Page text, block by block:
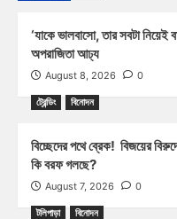
‘যাকে ভালবাসো, তার সবটা
অপরাজিতা আঢ্য
August 8, 2026 0
ট্রেন্ডিং বিনোদন
বিচ্ছেদের পথে ব্রেক! বিজয়ের
কি বরফ গলছে?
August 7, 2026 0
টলিপাড়া বিনোদন